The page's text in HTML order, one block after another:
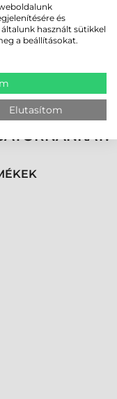
a WordPad és Internet
Word Mobile,
6.0 programokat
MEG
és
használt sütikkel
a beállításokat.
Elutasítom